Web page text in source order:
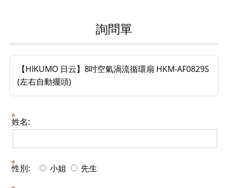
詢問單
【HIKUMO 日云】8吋空氣渦流循環扇 HKM-AF0829S
(左右自動擺頭)
姓名:
性別: 小姐 先生